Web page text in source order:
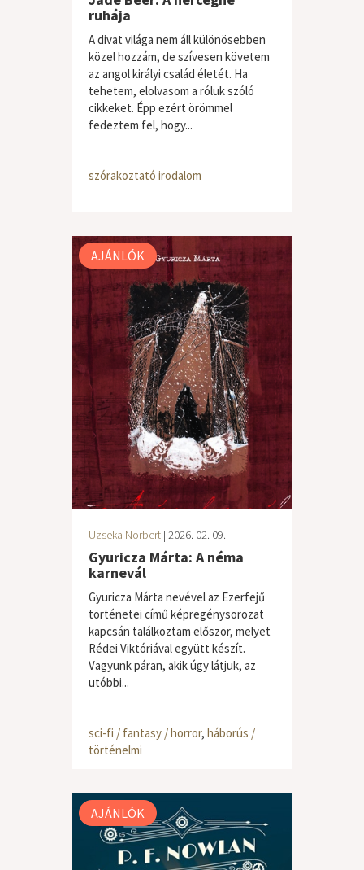
ruhája
A divat világa nem áll különösebben
közel hozzám, de szívesen követem
az angol királyi család életét. Ha
tehetem, elolvasom a róluk szóló
cikkeket. Épp ezért örömmel
fedeztem fel, hogy...
szórakoztató irodalom
AJÁNLÓK
Uzseka Norbert | 2026. 02. 09.
Gyuricza Márta: A néma
karnevál
Gyuricza Márta nevével az Ezerfejű
történetei című képregénysorozat
kapcsán találkoztam először, melyet
Rédei Viktóriával együtt készít.
Vagyunk páran, akik úgy látjuk, az
utóbbi...
sci-fi / fantasy / horror, háborús /
történelmi
AJÁNLÓK